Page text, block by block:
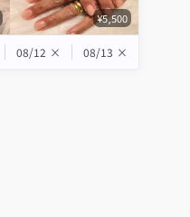
¥5,500
08/12 × 08/13 ×